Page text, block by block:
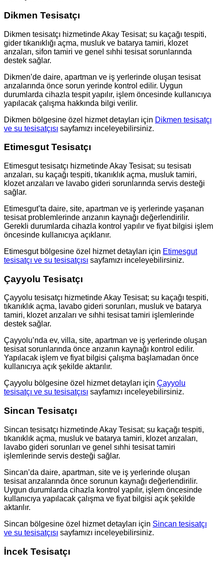
Dikmen Tesisatçı
Dikmen tesisatçı hizmetinde Akay Tesisat; su kaçağı tespiti,
gider tıkanıklığı açma, musluk ve batarya tamiri, klozet
arızaları, sifon tamiri ve genel sıhhi tesisat sorunlarında
destek sağlar.
Dikmen’de daire, apartman ve iş yerlerinde oluşan tesisat
arızalarında önce sorun yerinde kontrol edilir. Uygun
durumlarda cihazla tespit yapılır, işlem öncesinde kullanıcıya
yapılacak çalışma hakkında bilgi verilir.
Dikmen bölgesine özel hizmet detayları için Dikmen tesisatçı
ve su tesisatçısı sayfamızı inceleyebilirsiniz.
Etimesgut Tesisatçı
Etimesgut tesisatçı hizmetinde Akay Tesisat; su tesisatı
arızaları, su kaçağı tespiti, tıkanıklık açma, musluk tamiri,
klozet arızaları ve lavabo gideri sorunlarında servis desteği
sağlar.
Etimesgut’ta daire, site, apartman ve iş yerlerinde yaşanan
tesisat problemlerinde arızanın kaynağı değerlendirilir.
Gerekli durumlarda cihazla kontrol yapılır ve fiyat bilgisi işlem
öncesinde kullanıcıya açıklanır.
Etimesgut bölgesine özel hizmet detayları için Etimesgut
tesisatçı ve su tesisatçısı sayfamızı inceleyebilirsiniz.
Çayyolu Tesisatçı
Çayyolu tesisatçı hizmetinde Akay Tesisat; su kaçağı tespiti,
tıkanıklık açma, lavabo gideri sorunları, musluk ve batarya
tamiri, klozet arızaları ve sıhhi tesisat tamiri işlemlerinde
destek sağlar.
Çayyolu’nda ev, villa, site, apartman ve iş yerlerinde oluşan
tesisat sorunlarında önce arızanın kaynağı kontrol edilir.
Yapılacak işlem ve fiyat bilgisi çalışma başlamadan önce
kullanıcıya açık şekilde aktarılır.
Çayyolu bölgesine özel hizmet detayları için Çayyolu
tesisatçı ve su tesisatçısı sayfamızı inceleyebilirsiniz.
Sincan Tesisatçı
Sincan tesisatçı hizmetinde Akay Tesisat; su kaçağı tespiti,
tıkanıklık açma, musluk ve batarya tamiri, klozet arızaları,
lavabo gideri sorunları ve genel sıhhi tesisat tamiri
işlemlerinde servis desteği sağlar.
Sincan’da daire, apartman, site ve iş yerlerinde oluşan
tesisat arızalarında önce sorunun kaynağı değerlendirilir.
Uygun durumlarda cihazla kontrol yapılır, işlem öncesinde
kullanıcıya yapılacak çalışma ve fiyat bilgisi açık şekilde
aktarılır.
Sincan bölgesine özel hizmet detayları için Sincan tesisatçı
ve su tesisatçısı sayfamızı inceleyebilirsiniz.
İncek Tesisatçı